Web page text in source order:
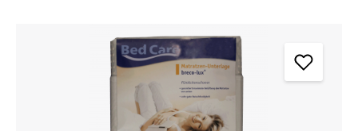
Bildergalerie überspringen